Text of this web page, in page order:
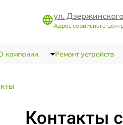
ул.
Адрес сервисного
компании Ремонт устройств
Контакты